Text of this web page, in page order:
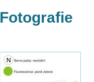
Fotografie